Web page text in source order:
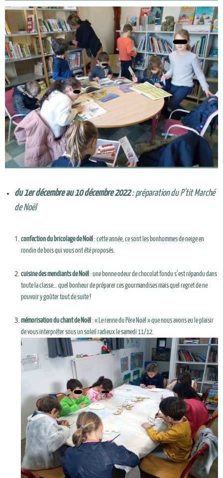
du 1er décembre au 10 décembre 2022: préparation du P’tit Marché
de Noël
confection du bricolage de Noël: cette année, ce sont les bonhommes de neige en
rondin de bois qui vous ont été proposés.
cuisine des mendiants de Noël: une bonne odeur de chocolat fondu s’est répandu dans
toute la classe… quel bonheur de préparer ces gourmandises mais quel regret de ne
pouvoir y goûter tout de suite !
mémorisation du chant de Noël: « Le renne du Père Noël » que nous avons eu le plaisir
de vous interpréter sous un soleil radieux le samedi 11/12.